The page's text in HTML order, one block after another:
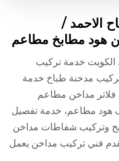
الاحمد /
الكويت خدمة تركيب
مدخنة طباخ خدمة
مداخن مطاعم
هود مطاعم، خدمة تفصيل
وتركيب شفاطات مداخن
فني تركيب مداخن يعمل